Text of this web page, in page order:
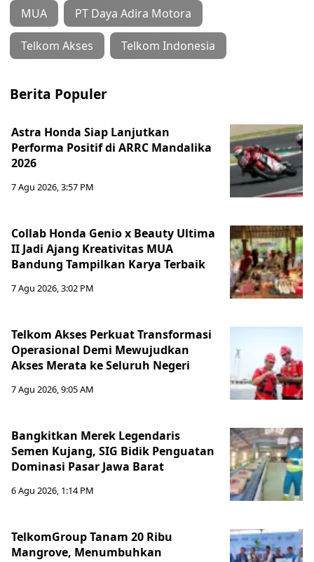
MUA PT Daya Adira Motora
Telkom Akses Telkom Indonesia
Berita Populer
Astra Honda Siap Lanjutkan
Performa Positif di ARRC Mandalika
2026
7 Agu 2026, 3:57 PM
Collab Honda Genio x Beauty Ultima
II Jadi Ajang Kreativitas MUA
Bandung Tampilkan Karya Terbaik
7 Agu 2026, 3:02 PM
Telkom Akses Perkuat Transformasi
Operasional Demi Mewujudkan
Akses Merata ke Seluruh Negeri
7 Agu 2026, 9:05 AM
Bangkitkan Merek Legendaris
Semen Kujang, SIG Bidik Penguatan
Dominasi Pasar Jawa Barat
6 Agu 2026, 1:14 PM
TelkomGroup Tanam 20 Ribu
Mangrove, Menumbuhkan